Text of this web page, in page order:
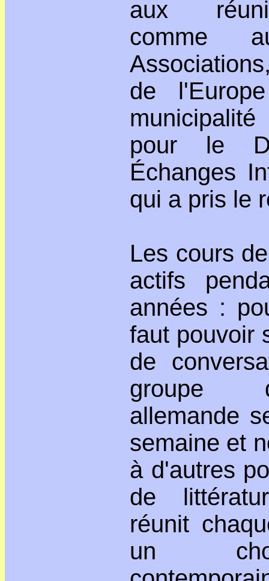
aux
comme
de
pour le
Échanges
qui a pris le
Les cours
actifs
années :
faut pouvoir
de
groupe
allemande
semaine et
à d'autres
de
réunit
un